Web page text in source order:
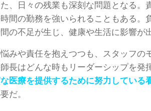
、日々の残業も深刻な問題となる
間の勤務を強いられることもある
の不足が生じ、健康や生活に影響が
みや責任を抱えつつも、スタッフ
長はどんな時もリーダーシップを
な医療を提供するために努力している
だ。